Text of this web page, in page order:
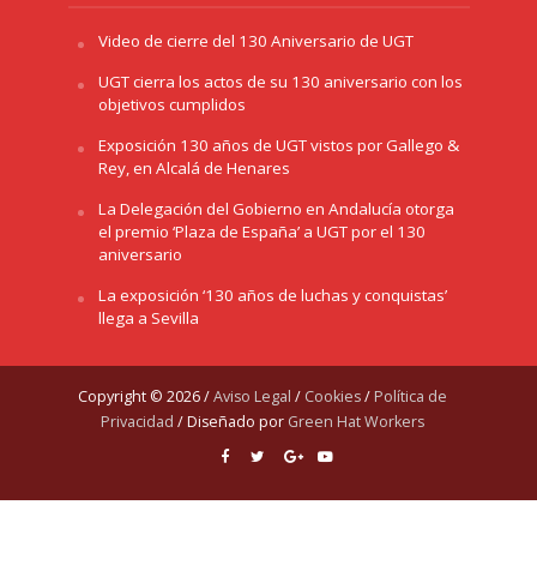
Video de cierre del 130 Aniversario de UGT
UGT cierra los actos de su 130 aniversario con los
objetivos cumplidos
Exposición 130 años de UGT vistos por Gallego &
Rey, en Alcalá de Henares
La Delegación del Gobierno en Andalucía otorga
el premio ‘Plaza de España’ a UGT por el 130
aniversario
La exposición ‘130 años de luchas y conquistas’
llega a Sevilla
Copyright © 2026 /Aviso Legal / Cookies/ Política de
Privacidad / Diseñado por Green Hat Workers